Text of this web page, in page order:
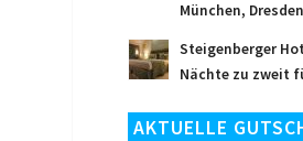
München,
Steigenberger
Nächte zu zweit
AKTUELLE